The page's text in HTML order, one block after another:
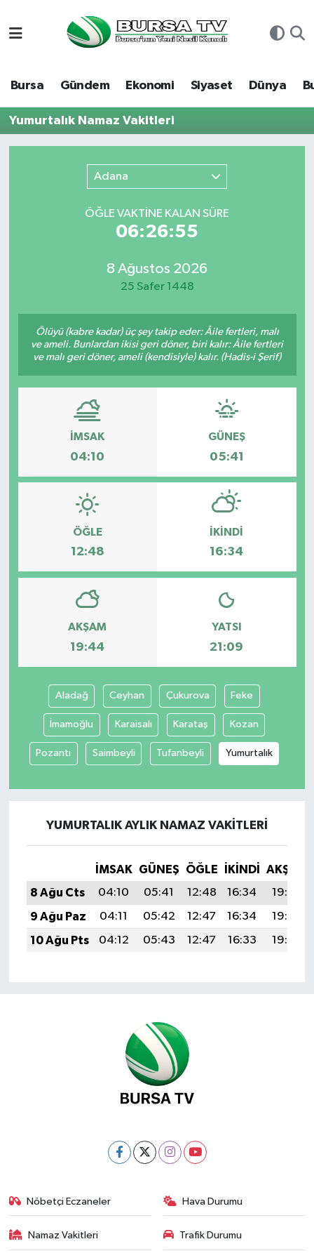
Bursa Gündem Ekonomi Siyaset Dünya
Yumurtalık Namaz Vakitleri
Adana
ÖĞLE VAKTİNE KALAN SÜRE
06:26:55
8 Ağustos 2026
25 Safer 1448
Ölüyü (kabre kadar) üç şey takip eder: Âile fertleri, malı
ve ameli. Bunlardan ikisi geri döner, biri kalır: Âile fertleri
ve malı geri döner, ameli (kendisiyle) kalır. (Hadis-i Şerif)
İMSAK
04:10
GÜNEŞ
05:41
ÖĞLE
12:48
İKINDI
16:34
AKŞAM
19:44
YATSI
21:09
Aladağ Ceyhan Çukurova Feke
İmamoğlu Karaisalı Karataş Kozan
Pozantı Saimbeyli Tufanbeyli Yumurtalık
YUMURTALIK AYLIK NAMAZ VAKITLERI
İMSAK GÜNEŞ ÖĞLE İKINDI
AKŞAM
8 Ağu Cts
04:10 05:41 12:48 16:34
19:44
9 Ağu Paz
04:11 05:42 12:47 16:34
19:43
10 Ağu Pts
04:12 05:43 12:47 16:33 19:42
Nöbetçi Eczaneler Hava Durumu
Namaz Vakitleri Trafik Durumu
Bursa
Dünya
Sağlık
Siyaset
Türkiye
Hava Durumu
Namaz Vakitleri
Tüm Manşetler
Son Dakika Haberleri